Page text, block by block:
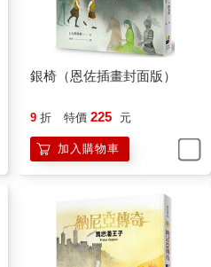
」賈思潘說。
續說，「進入無風帶，只好用槳
在離開格爾瑪的第四天才抵達泰
來示警，勸我們不要上岸，因為
我們還是繞過海岬，在遠離城市
等了三天才等到東南風，這才航
海盜船（其實就是泰瑞賓西亞自
裝齊備時，只有對我們草草射了
拿下那些臭小子問斬。」老脾氣
，各位都知道，那是七島中最
銀椅（恩佐插畫封面版）
9 折 特價 225 元
加入購物車